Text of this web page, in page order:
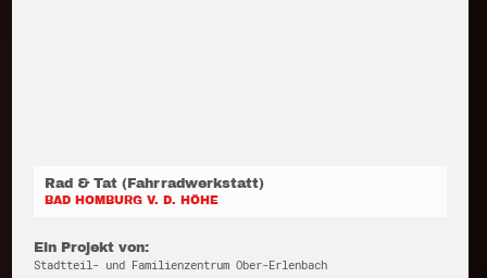
Rad & Tat (Fahrradwerkstatt)
BAD HOMBURG V. D. HÖHE
Ein Projekt von:
Stadtteil- und Familienzentrum Ober-Erlenbach